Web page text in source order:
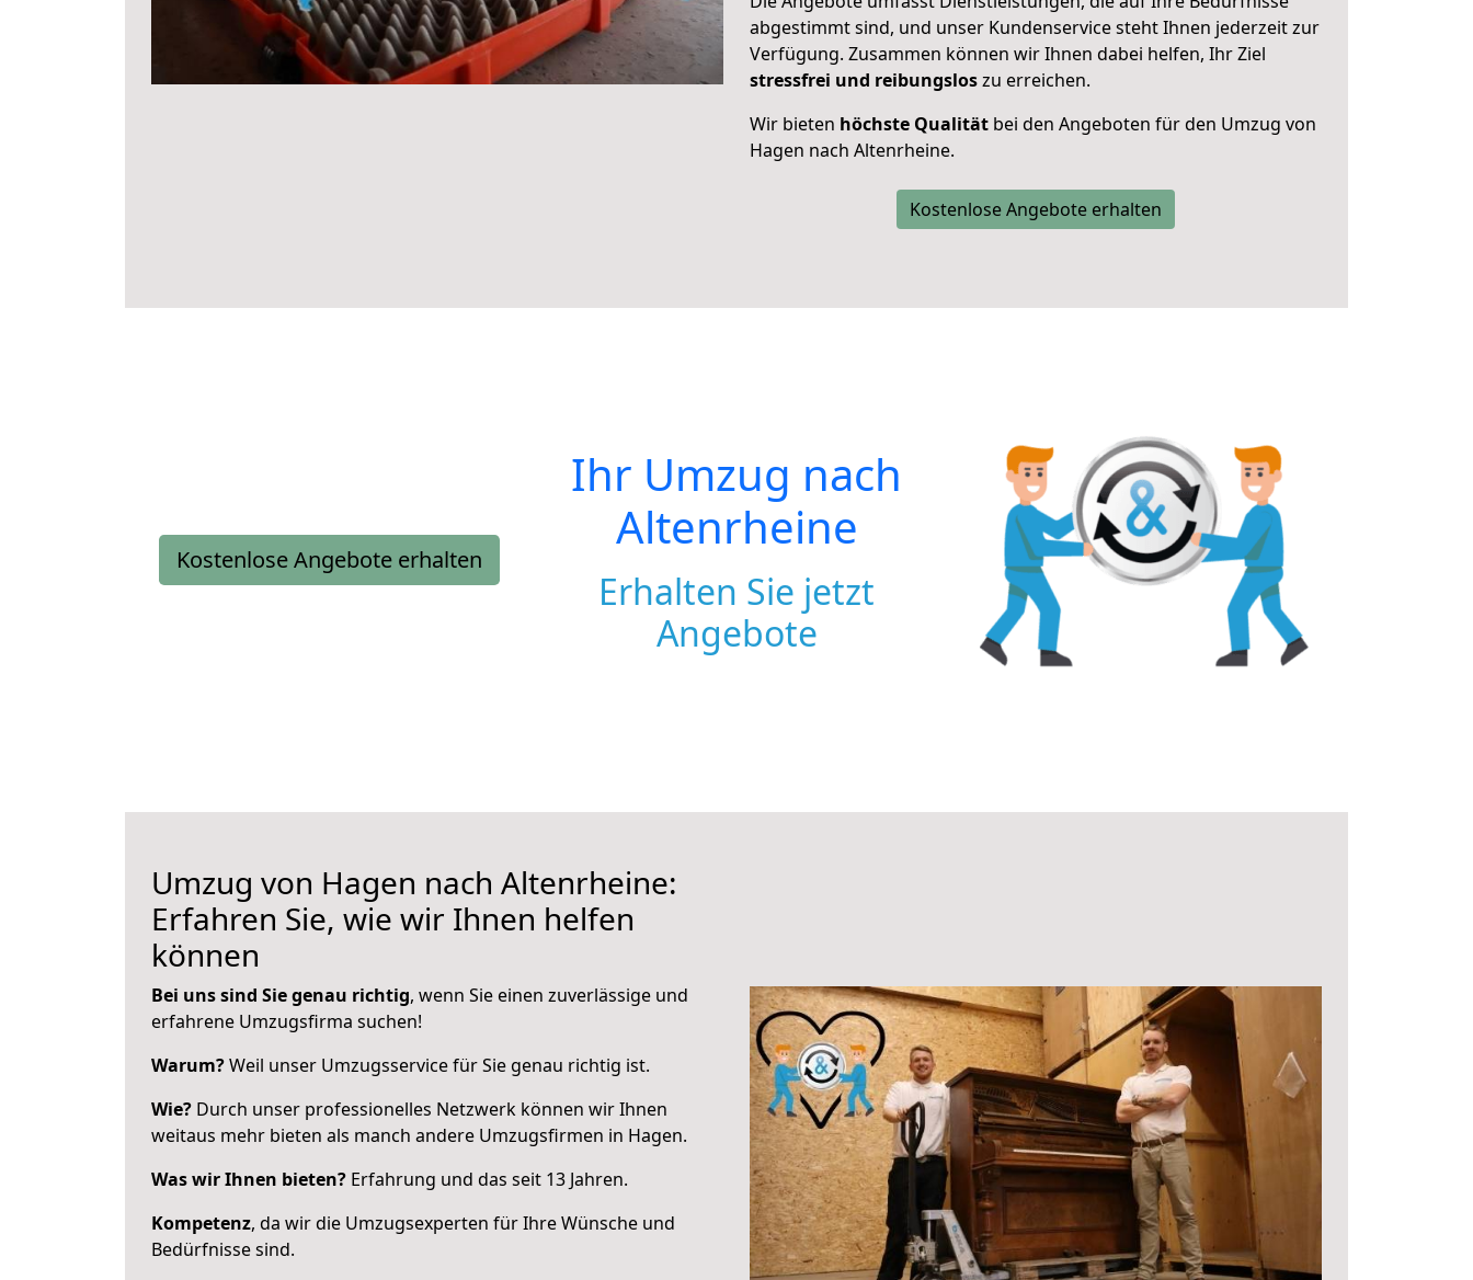
abgestimmt sind, und unser Kundenservice steht Ihnen jederzeit zur
Verfügung. Zusammen können wir Ihnen dabei helfen, Ihr Ziel
stressfrei und reibungsloszu erreichen.
Wir bieten höchste Qualität bei den Angeboten für den Umzug von
Hagen nach Altenrheine.
Kostenlose Angebote erhalten
Kostenlose Angebote erhalten
Ihr Umzug nach
Altenrheine
Erhalten Sie jetzt
Angebote
Umzug von Hagen nach Altenrheine:
Erfahren Sie, wie wir Ihnen helfen
können
Bei uns sind Sie genau richtig, wenn Sie einen zuverlässige und
erfahrene Umzugsfirma suchen!
Warum?Weil unser Umzugsservice für Sie genau richtig ist.
Wie? Durch unser professionelles Netzwerk können wir Ihnen
weitaus mehr bieten als manch andere Umzugsfirmen in Hagen.
Was wir Ihnen bieten? Erfahrung und das seit 13 Jahren.
Kompetenz, da wir die Umzugsexperten für Ihre Wünsche und
Bedürfnisse sind.